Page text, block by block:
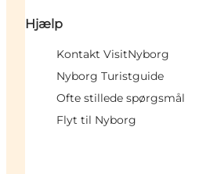
Hjælp
Kontakt VisitNyborg
Nyborg Turistguide
Ofte stillede spørgsmål
Flyt til Nyborg